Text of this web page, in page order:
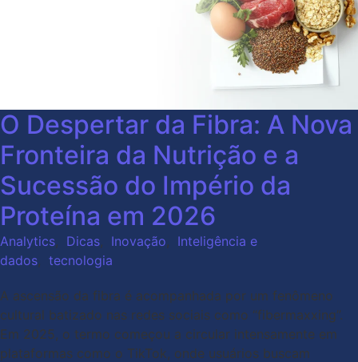
O Despertar da Fibra: A Nova
Fronteira da Nutrição e a
Sucessão do Império da
Proteína em 2026
Analytics, Dicas, Inovação, Inteligência e
dados, tecnologia
A ascensão da fibra é acompanhada por um fenômeno
cultural batizado nas redes sociais como “fibermaxxing”.
Em 2025, o termo começou a circular intensamente em
plataformas como o TikTok, onde usuários buscam